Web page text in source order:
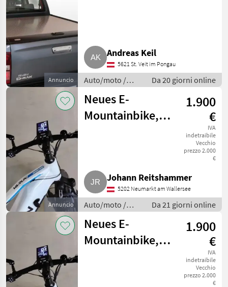
Annuncio
Andreas Keil
5621 St. Veit im Pongau
Auto/moto /
Altre auto e
moto
Da 20 giorni online
Annuncio
Neues E-
Mountainbike,
1.900
€
IVA
indetraibile
Vecchio
prezzo 2.000
€
Johann Reitshammer
5202 Neumarkt am Wallersee
Auto/moto /
Altre auto e
moto
Da 21 giorni online
Neues E-
Mountainbike,
1.900
€
IVA
indetraibile
Vecchio
prezzo 2.000
€